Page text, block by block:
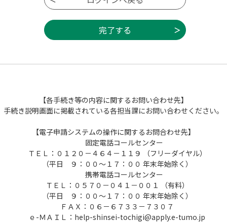
【各手続き等の内容に関するお問い合わせ先】
手続き説明画面に掲載されている各担当課にお問い合わせください。
【電子申請システムの操作に関するお問合わせ先】
固定電話コールセンター
ＴＥＬ：０１２０－４６４－１１９ （フリーダイヤル）
（平日 ９：００～１７：００ 年末年始除く）
携帯電話コールセンター
ＴＥＬ：０５７０－０４１－００１ （有料）
（平日 ９：００～１７：００ 年末年始除く）
ＦＡＸ：０６－６７３３－７３０７
ｅ-ＭＡＩＬ：help-shinsei-tochigi@apply.e-tumo.jp